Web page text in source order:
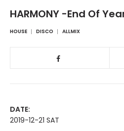
HARMONY -End Of
HOUSE DISCO ALLMIX
DATE:
2019-12-21 SAT